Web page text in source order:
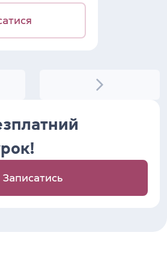
Записатись